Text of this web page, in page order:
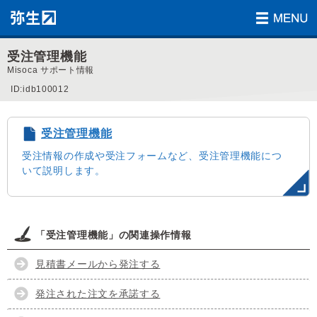
受注管理機能
Misoca サポート情報
ID:idb100012
受注管理機能
受注情報の作成や受注フォームなど、受注管理機能につ
いて説明します。
「受注管理機能」の関連操作情報
見積書メールから発注する
発注された注文を承諾する